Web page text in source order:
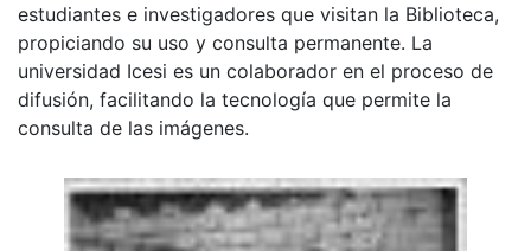
estudiantes e investigadores que visitan la Biblioteca,
propiciando su uso y consulta permanente. La
universidad Icesi es un colaborador en el proceso de
difusión, facilitando la tecnología que permite la
consulta de las imágenes.